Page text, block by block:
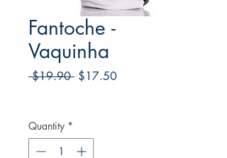
Fantoche -
Vaquinha
$19.90 Regular
$17.50Sale
Quantity *